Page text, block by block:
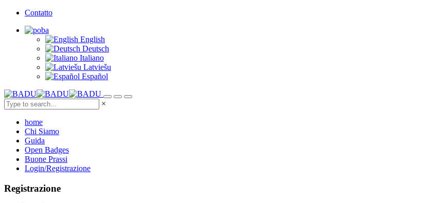
Contatto
English
Deutsch
Italiano
Latviešu
Español
×
home
Chi Siamo
Guida
Open Badges
Buone Prassi
Login/Registrazione
Registrazione